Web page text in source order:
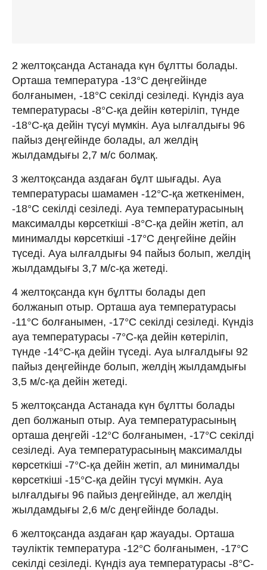
2 желтоқсанда Астанада күн бұлтты болады.
Орташа температура -13°C деңгейінде
болғанымен, -18°C секілді сезіледі. Күндіз ауа
температурасы -8°C-қа дейін көтеріліп, түнде
-18°C-қа дейін түсуі мүмкін. Ауа ылғалдығы 96
пайыз деңгейінде болады, ал желдің
жылдамдығы 2,7 м/с болмақ.
3 желтоқсанда аздаған бұлт шығады. Ауа
температурасы шамамен -12°C-қа жеткенімен,
-18°C секілді сезіледі. Ауа температурасының
максималды көрсеткіші -8°C-қа дейін жетіп, ал
минималды көрсеткіші -17°C деңгейіне дейін
түседі. Ауа ылғалдығы 94 пайыз болып, желдің
жылдамдығы 3,7 м/с-қа жетеді.
4 желтоқсанда күн бұлтты болады деп
болжанып отыр. Орташа ауа температурасы
-11°C болғанымен, -17°C секілді сезіледі. Күндіз
ауа температурасы -7°C-қа дейін көтеріліп,
түнде -14°C-қа дейін түседі. Ауа ылғалдығы 92
пайыз деңгейінде болып, желдің жылдамдығы
3,5 м/с-қа дейін жетеді.
5 желтоқсанда Астанада күн бұлтты болады
деп болжанып отыр. Ауа температурасының
орташа деңгейі -12°C болғанымен, -17°C секілді
сезіледі. Ауа температурасының максималды
көрсеткіші -7°C-қа дейін жетіп, ал минималды
көрсеткіші -15°C-қа дейін түсуі мүмкін. Ауа
ылғалдығы 96 пайыз деңгейінде, ал желдің
жылдамдығы 2,6 м/с деңгейінде болады.
6 желтоқсанда аздаған қар жауады. Орташа
тәуліктік температура -12°C болғанымен, -17°C
секілді сезіледі. Күндіз ауа температурасы -8°C-